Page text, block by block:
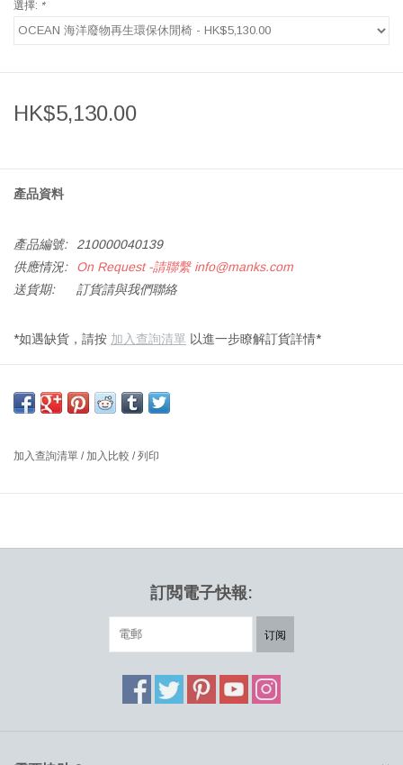
選擇: *
HK$5,130.00
產品資料
產品編號:
210000040139
供應情況:
On Request -請聯繫info@manks.com
送貨期:
訂貨請與我們聯絡
*如遇缺貨，請按 加入查詢清單 以進一步瞭解訂貨詳情*
尺寸：長 72 X 寬 63 X 高 67 厘米，座位高度：39 厘米，扶手高
設計師：JØRGEN & NANNA DITZEL 丹麥
Ditzel 結合了避免世界海洋污染的創造性方法。帶有重複板條和金屬
責任的消費和生產”(SDGs 12) 的聯合國可持續發展目標和 “實現目
標的伙伴關係”（可持續發展目標 17）。
加入查詢清單 / 加入比較 /列印
訂閲電子快報:
订阅